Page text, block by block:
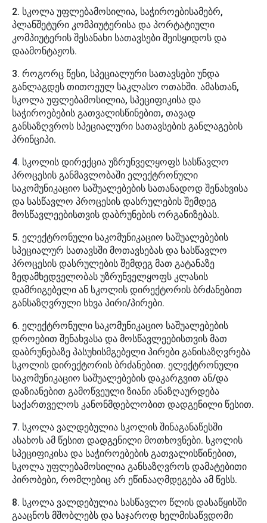
2. სკოლა უფლებამოსილია, საჭიროებისამებრ,
პლანშეტური კომპიუტერისა და პორტატიული
კომპიუტერის შესანახი სათავსები შეისყიდოს და
დაამონტაჟოს.
3. როგორც წესი, სპეციალური სათავსები უნდა
განლაგდეს თითოეულ საკლასო ოთახში. ამასთან,
სკოლა უფლებამოსილია, სპეციფიკისა და
საჭიროებების გათვალისწინებით, თავად
განსაზღვროს სპეციალური სათავსების განლაგების
პრინციპი.
4. სკოლის დირექცია უზრუნველყოფს სასწავლო
პროცესის განმავლობაში ელექტრონული
საკომუნიკაციო საშუალებების სათანადოდ შენახვისა
და სასწავლო პროცესის დასრულების შემდეგ
მოსწავლეებისთვის დაბრუნების ორგანიზებას.
5. ელექტრონული საკომუნიკაციო საშუალებების
სპეციალურ სათავსში მოთავსებას და სასწავლო
პროცესის დასრულების შემდეგ მათ გატანაზე
ზედამხედველობას უზრუნველყოფს კლასის
დამრიგებელი ან სკოლის დირექტორის ბრძანებით
განსაზღვრული სხვა პირი/პირები.
6. ელექტრონული საკომუნიკაციო საშუალებების
დროებით შენახვასა და მოსწავლეებისთვის მათ
დაბრუნებაზე პასუხისმგებელი პირები განისაზღვრება
სკოლის დირექტორის ბრძანებით. ელექტრონული
საკომუნიკაციო საშუალებების დაკარგვით ან/და
დაზიანებით გამოწვეული ზიანი ანაზღაურდება
საქართველოს კანონმდებლობით დადგენილი წესით.
7. სკოლა ვალდებულია სკოლის შინაგანაწესში
ასახოს ამ წესით დადგენილი მოთხოვნები. სკოლის
სპეციფიკისა და საჭიროებების გათვალისწინებით,
სკოლა უფლებამოსილია განსაზღვროს დამატებითი
პირობები, რომლებიც არ ეწინააღმდეგება ამ წესს.
8. სკოლა ვალდებულია სასწავლო წლის დასაწყისში
გააცნოს მშობლებს და საჯაროდ ხელმისაწვდომი